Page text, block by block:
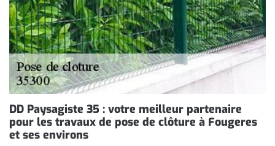
DD Paysagiste 35 : votre meilleur partenaire
pour les travaux de pose de clôture à Fougeres
et ses environs